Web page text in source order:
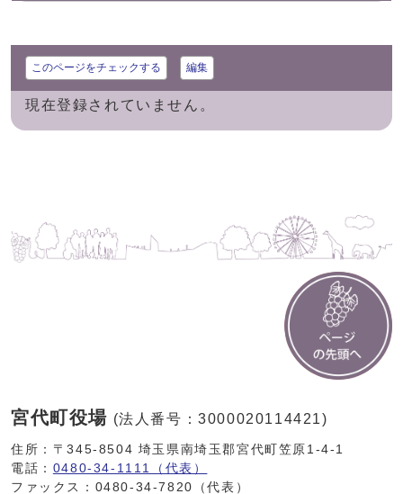
このページをチェックする 編集
現在登録されていません。
宮代町役場 (法人番号：3000020114421)
住所：〒345-8504 埼玉県南埼玉郡宮代町笠原1-4-1
電話： 0480-34-1111（代表）
ファックス：0480-34-7820（代表）